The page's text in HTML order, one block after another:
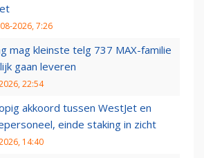
2026, 7:26
mag kleinste telg 737 MAX-familie
gaan leveren
22:54
akkoord tussen WestJet en
einde staking in zicht
14:40